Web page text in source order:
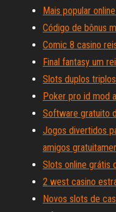
Mais popular
Código de bônus
Comic 8 casino
Final fantasy um
Slots duplos
Poker pro id mod
Software gratuito
Jogos divertidos
amigos
Slots online grátis
2 west casino
Novos slots de